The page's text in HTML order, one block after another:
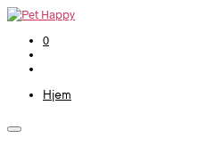
0
Hjem